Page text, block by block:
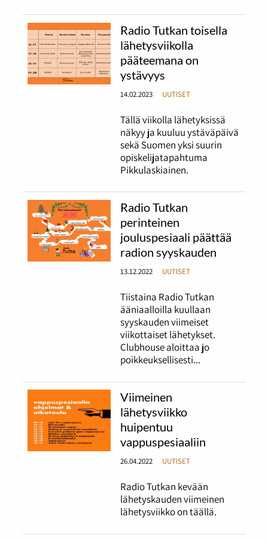
Radio Tutkan toisella
lähetysviikolla
pääteemana on
ystävyys
14.02.2023 UUTISET
Tällä viikolla lähetyksissä
näkyy ja kuuluu ystäväpäivä
sekä Suomen yksi suurin
opiskelijatapahtuma
Pikkulaskiainen.
Radio Tutkan
perinteinen
jouluspesiaali päättää
radion syyskauden
13.12.2022 UUTISET
Tiistaina Radio Tutkan
ääniaalloilla kuullaan
syyskauden viimeiset
viikottaiset lähetykset.
Clubhouse aloittaa jo
poikkeuksellisesti...
Viimeinen
lähetysviikko
huipentuu
vappuspesiaaliin
26.04.2022 UUTISET
Radio Tutkan kevään
lähetyskauden viimeinen
lähetysviikko on täällä.